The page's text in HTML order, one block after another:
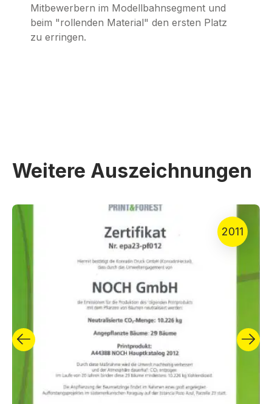
Mitbewerbern im Modellbahnsegment und
beim "rollenden Material" den ersten Platz
zu erringen.
Weitere Auszeichnungen
2011